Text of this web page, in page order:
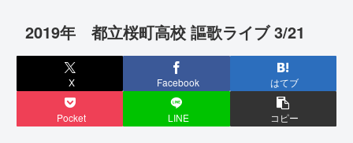
2019年 都立桜町高校 謳歌ライブ 3/21
X Facebook はてブ
Pocket LINE コピー